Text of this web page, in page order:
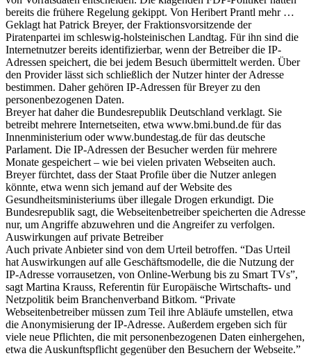
bereits die frühere Regelung gekippt. Von Heribert Prantl mehr …
Geklagt hat Patrick Breyer, der Fraktionsvorsitzende der
Piratenpartei im schleswig-holsteinischen Landtag. Für ihn sind die
Internetnutzer bereits identifizierbar, wenn der Betreiber die IP-
Adressen speichert, die bei jedem Besuch übermittelt werden. Über
den Provider lässt sich schließlich der Nutzer hinter der Adresse
bestimmen. Daher gehören IP-Adressen für Breyer zu den
personenbezogenen Daten.
Breyer hat daher die Bundesrepublik Deutschland verklagt. Sie
betreibt mehrere Internetseiten, etwa www.bmi.bund.de für das
Innenministerium oder www.bundestag.de für das deutsche
Parlament. Die IP-Adressen der Besucher werden für mehrere
Monate gespeichert – wie bei vielen privaten Webseiten auch.
Breyer fürchtet, dass der Staat Profile über die Nutzer anlegen
könnte, etwa wenn sich jemand auf der Website des
Gesundheitsministeriums über illegale Drogen erkundigt. Die
Bundesrepublik sagt, die Webseitenbetreiber speicherten die Adresse
nur, um Angriffe abzuwehren und die Angreifer zu verfolgen.
Auswirkungen auf private Betreiber
Auch private Anbieter sind von dem Urteil betroffen. “Das Urteil
hat Auswirkungen auf alle Geschäftsmodelle, die die Nutzung der
IP-Adresse vorrausetzen, von Online-Werbung bis zu Smart TVs”,
sagt Martina Krauss, Referentin für Europäische Wirtschafts- und
Netzpolitik beim Branchenverband Bitkom. “Private
Webseitenbetreiber müssen zum Teil ihre Abläufe umstellen, etwa
die Anonymisierung der IP-Adresse. Außerdem ergeben sich für
viele neue Pflichten, die mit personenbezogenen Daten einhergehen,
etwa die Auskunftspflicht gegenüber den Besuchern der Webseite.”